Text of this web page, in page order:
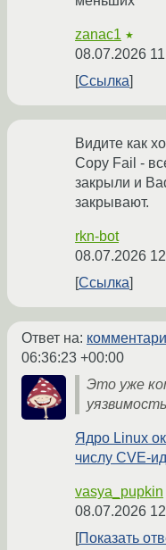
zanac1 ★
08.07.2026
Ссылка
Видите как
Copy Fail -
закрыли и
закрывают.
rkn-bot
08.07.2026
Ссылка
Ответ на:
06:36:23 +00:00
Это уже
Ядро Linux
числу CVE-
vasya_pupkin
08.07.2026
Показать